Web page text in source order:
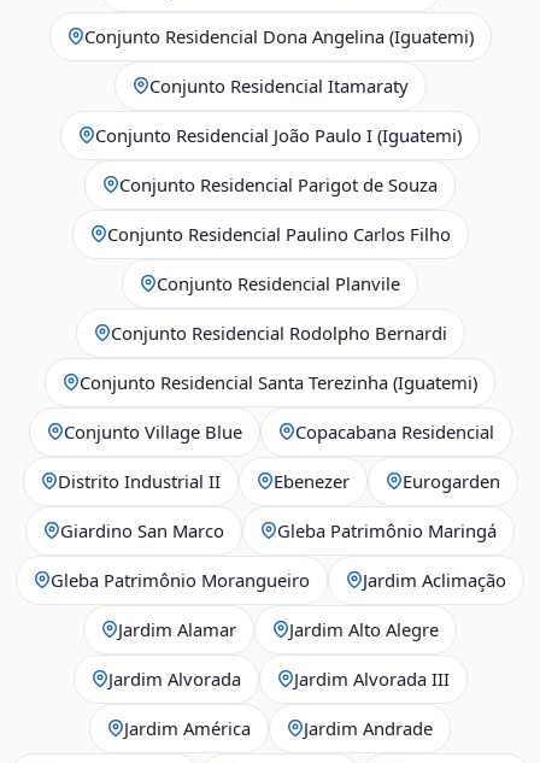
Conjunto Residencial Dona Angelina (Iguatemi)
Conjunto Residencial Itamaraty
Conjunto Residencial João Paulo I (Iguatemi)
Conjunto Residencial Parigot de Souza
Conjunto Residencial Paulino Carlos Filho
Conjunto Residencial Planvile
Conjunto Residencial Rodolpho Bernardi
Conjunto Residencial Santa Terezinha (Iguatemi)
Conjunto Village Blue Copacabana Residencial
Distrito Industrial II Ebenezer Eurogarden
Giardino San Marco Gleba Patrimônio Maringá
Gleba Patrimônio Morangueiro Jardim Aclimação
Jardim Alamar Jardim Alto Alegre
Jardim Alvorada Jardim Alvorada III
Jardim América Jardim Andrade